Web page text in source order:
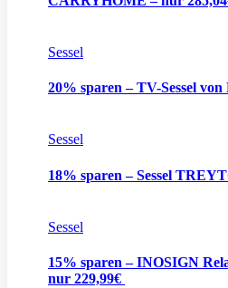
Sessel
20% sparen – TV-Sessel
Sessel
18% sparen – Sessel
Sessel
15% sparen – INOSIGN
nur 229,99€